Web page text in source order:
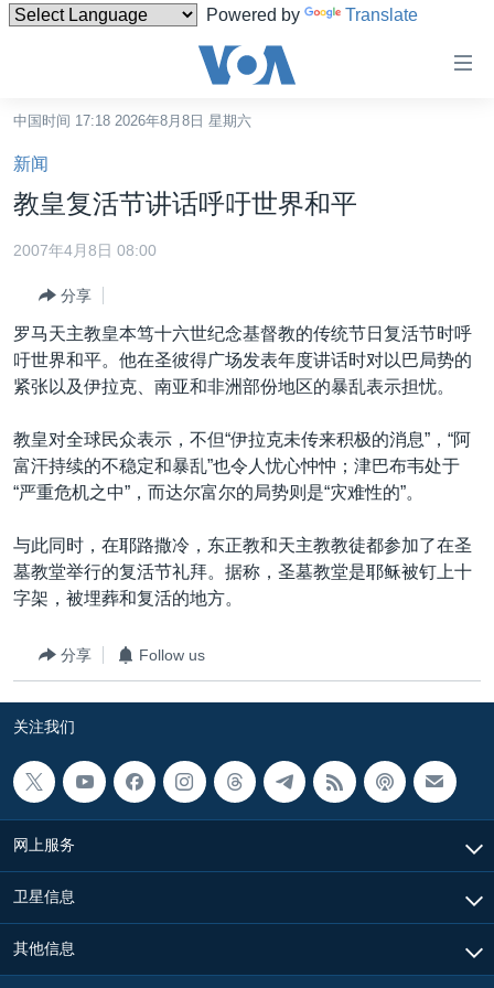
Powered by Translate
碍
链
接
跳
转
容
跳
转
导
航
跳
检
索
港澳
国际
最新国际新闻
中东
欧洲
非洲
美洲
分类新闻
人权·法律·宗教
科教·文娱·体健
军事
劳工
热点专题
白宫要闻
国会报道
美中关系
埃博拉疫情
美国之音专访
重要讲话与声明
台海两岸关系
南中国海争端
关注新疆
GEN Z 看美国
VOA视频
VOA今日焦点
中文广播
其他语言网站
中国时间 17:18 2026年8月8日 星期六
新闻
教皇复活节讲话呼吁世界和平
2007年4月8日 08:00
分享
罗马天主教皇本笃十六世纪念基督教的传统节日复活节时呼
吁世界和平。他在圣彼得广场发表年度讲话时对以巴局势的
紧张以及伊拉克、南亚和非洲部份地区的暴乱表示担忧。
教皇对全球民众表示，不但“伊拉克未传来积极的消息”，“阿
富汗持续的不稳定和暴乱”也令人忧心忡忡；津巴布韦处于
“严重危机之中”，而达尔富尔的局势则是“灾难性的”。
与此同时，在耶路撒冷，东正教和天主教教徒都参加了在圣
墓教堂举行的复活节礼拜。据称，圣墓教堂是耶稣被钉上十
字架，被埋葬和复活的地方。
分享 Follow us
关注我们
网上服务
卫星信息
其他信息